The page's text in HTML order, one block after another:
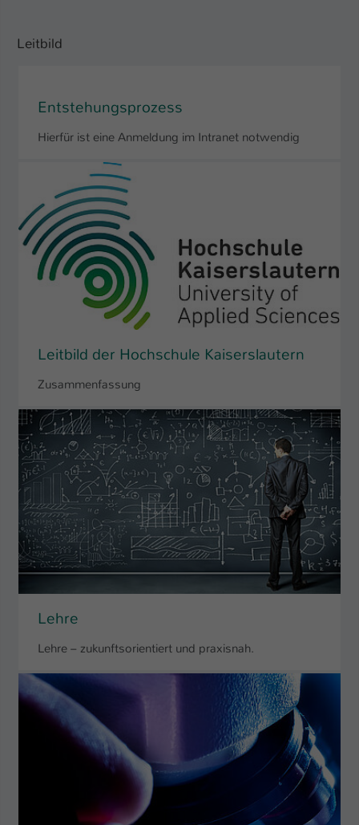
Leitbild
Entstehungsprozess
Hierfür ist eine Anmeldung im Intranet notwendig
Leitbild der Hochschule Kaiserslautern
Zusammenfassung
Lehre
Lehre – zukunftsorientiert und praxisnah.